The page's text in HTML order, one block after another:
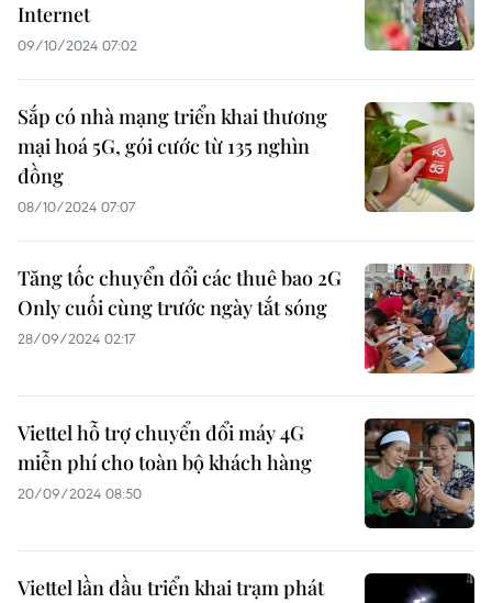
Internet
09/10/2024 07:02
Sắp có nhà mạng triển khai thương
mại hoá 5G, gói cước từ 135 nghìn
đồng
08/10/2024 07:07
Tăng tốc chuyển đổi các thuê bao 2G
Only cuối cùng trước ngày tắt sóng
28/09/2024 02:17
Viettel hỗ trợ chuyển đổi máy 4G
miễn phí cho toàn bộ khách hàng
20/09/2024 08:50
Viettel lần đầu triển khai trạm phát